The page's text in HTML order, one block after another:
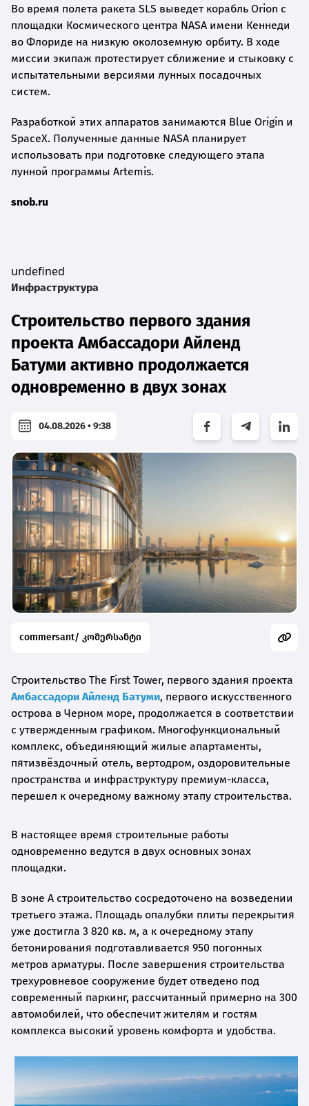
Во время полета ракета SLS выведет корабль Orion с
площадки Космического центра NASA имени Кеннеди
во Флориде на низкую околоземную орбиту. В ходе
миссии экипаж протестирует сближение и стыковку с
испытательными версиями лунных посадочных
систем.
Разработкой этих аппаратов занимаются Blue Origin и
SpaceX. Полученные данные NASA планирует
использовать при подготовке следующего этапа
лунной программы Artemis.
snob.ru
undefined
Инфраструктура
Строительство первого здания
проекта Амбассадори Айленд
Батуми активно продолжается
одновременно в двух зонах
04.08.2026 • 9:38
commersant/ კომერსანტი
Строительство The First Tower, первого здания проекта
Амбассадори Айленд Батуми, первого искусственного
острова в Черном море, продолжается в соответствии
с утвержденным графиком. Многофункциональный
комплекс, объединяющий жилые апартаменты,
пятизвёздочный отель, вертодром, оздоровительные
пространства и инфраструктуру премиум-класса,
перешел к очередному важному этапу строительства.
В настоящее время строительные работы
одновременно ведутся в двух основных зонах
площадки.
В зоне A строительство сосредоточено на возведении
третьего этажа. Площадь опалубки плиты перекрытия
уже достигла 3 820 кв. м, а к очередному этапу
бетонирования подготавливается 950 погонных
метров арматуры. После завершения строительства
трехуровневое сооружение будет отведено под
современный паркинг, рассчитанный примерно на 300
автомобилей, что обеспечит жителям и гостям
комплекса высокий уровень комфорта и удобства.